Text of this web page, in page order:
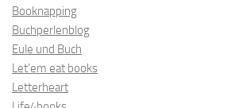
Booknapping
Buchperlenblog
Eule und Buch
Let’em eat books
Letterheart